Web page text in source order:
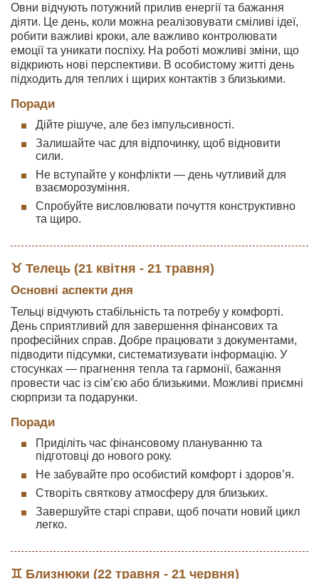
Овни відчують потужний прилив енергії та бажання
діяти. Це день, коли можна реалізовувати сміливі ідеї,
робити важливі кроки, але важливо контролювати
емоції та уникати поспіху. На роботі можливі зміни, що
відкриють нові перспективи. В особистому житті день
підходить для теплих і щирих контактів з близькими.
Поради
Дійте рішуче, але без імпульсивності.
Залишайте час для відпочинку, щоб відновити
сили.
Не вступайте у конфлікти — день чутливий для
взаєморозуміння.
Спробуйте висловлювати почуття конструктивно
та щиро.
♉ Телець (21 квітня - 21 травня)
Основні аспекти дня
Тельці відчують стабільність та потребу у комфорті.
День сприятливий для завершення фінансових та
професійних справ. Добре працювати з документами,
підводити підсумки, систематизувати інформацію. У
стосунках — прагнення тепла та гармонії, бажання
провести час із сім’єю або близькими. Можливі приємні
сюрпризи та подарунки.
Поради
Приділіть час фінансовому плануванню та
підготовці до нового року.
Не забувайте про особистий комфорт і здоров’я.
Створіть святкову атмосферу для близьких.
Завершуйте старі справи, щоб почати новий цикл
легко.
♊ Близнюки (22 травня - 21 червня)